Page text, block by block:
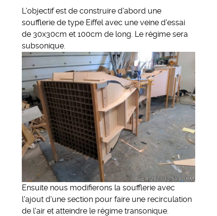
L'objectif est de construire d'abord une
soufflerie de type Eiffel avec une veine d'essai
de 30x30cm et 100cm de long. Le régime sera
subsonique.
Ensuite nous modifierons la soufflerie avec
l'ajout d'une section pour faire une recirculation
de l'air et atteindre le régime transonique.